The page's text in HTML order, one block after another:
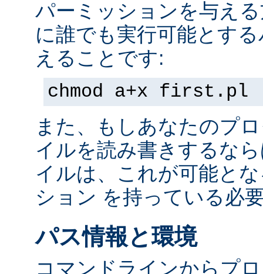
パーミッションを与え
に誰でも実行可能とす
えることです:
chmod a+x first.pl
また、もしあなたのプ
イルを読み書きするな
イルは、これが可能と
ション を持っている必
パス情報と環境
コマンドラインからプ